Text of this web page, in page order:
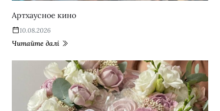
Артхаусное кино
10.08.2026
Читайте далі